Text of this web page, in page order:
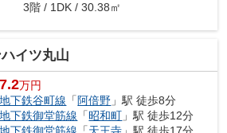
3階 / 1DK / 30.38㎡
イツ丸山
7.2万円
地下鉄谷町線 「 阿倍野 」駅 徒歩8分
地下鉄御堂筋線 「昭和町 」駅 徒歩12分